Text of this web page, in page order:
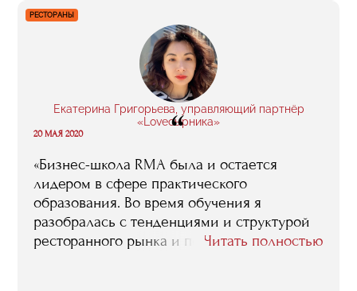
обучение дает практику. Кроме работы с
артистом, я постоянно стажировалась на
мероприятиях. Третье — это контакты.
Случайные знакомства на стажировках и
лекциях могут вылиться в работу и
долгосрочное сотрудничество».
РЕСТОРАНЫ
Екатерина Григорьева, управляющий партнёр
«Loveсырника»
“
20 МАЯ 2020
«Бизнес-школа RMA была и остается
лидером в сфере практического
образования. Во время обучения я
разобралась с тенденциями и структурой
ресторанного рынка и получила базу
Читать полностью